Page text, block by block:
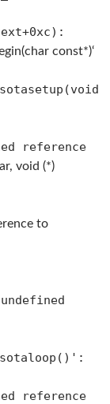
const*)‘
reference
void (*)
to
reference